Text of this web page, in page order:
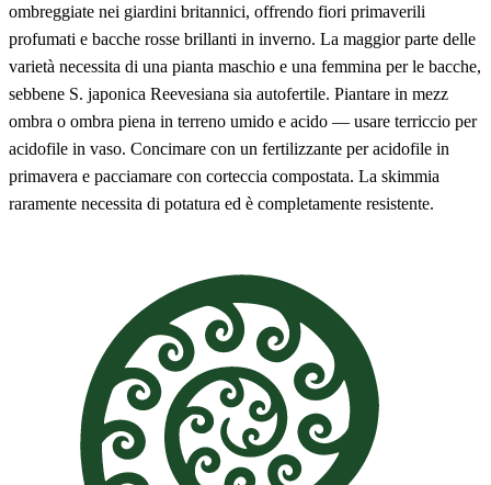
ombreggiate nei giardini britannici, offrendo fiori primaverili
profumati e bacche rosse brillanti in inverno. La maggior parte delle
varietà necessita di una pianta maschio e una femmina per le bacche,
sebbene S. japonica Reevesiana sia autofertile. Piantare in mezz
ombra o ombra piena in terreno umido e acido — usare terriccio per
acidofile in vaso. Concimare con un fertilizzante per acidofile in
primavera e pacciamare con corteccia compostata. La skimmia
raramente necessita di potatura ed è completamente resistente.